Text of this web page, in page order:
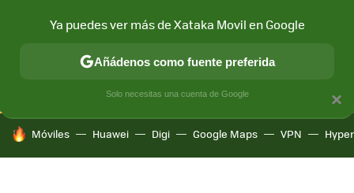
CONECTIVIDAD MÓVIL Y SOCIEDAD APLICACIONES
HOY SE HABLA DE
Móviles Huawei Digi Google Maps VPN
×
Ya puedes ver más de Xataka Movil en Google
Añádenos como fuente preferida
Solo necesitas una cuenta de Google